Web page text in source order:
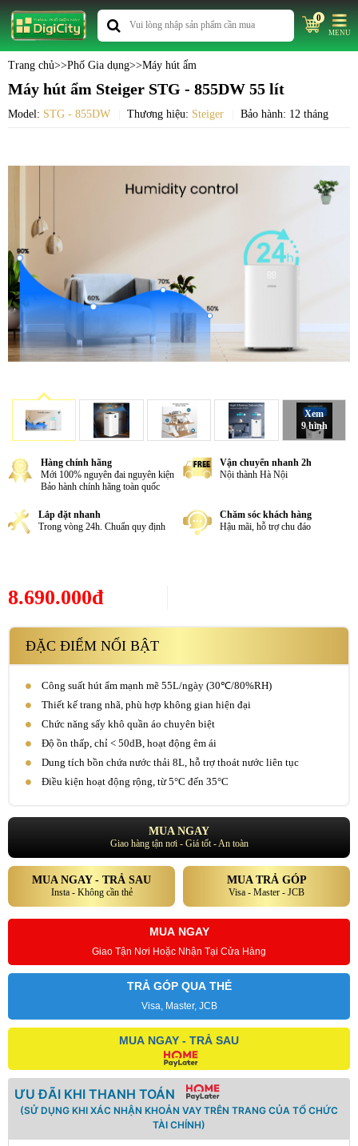
0
MENU
Trang chủ>>Phố Gia dụng>>Máy hút ẩm
Máy hút ẩm Steiger STG - 855DW 55 lít
Model: STG - 855DW Thương hiệu: Steiger Bảo hành: 12 tháng
Xem
9 hình
Hàng chính hãng
Mới 100% nguyên đai nguyên kiện
Bảo hành chính hãng toàn quốc
Vận chuyển nhanh 2h
Nội thành Hà Nội
Lắp đặt nhanh
Trong vòng 24h. Chuẩn quy định
Chăm sóc khách hàng
Hậu mãi, hỗ trợ chu đáo
8.690.000đ
ĐẶC ĐIỂM NỔI BẬT
Công suất hút ẩm mạnh mẽ 55L/ngày (30℃/80%RH)
Thiết kế trang nhã, phù hợp không gian hiện đại
Chức năng sấy khô quần áo chuyên biệt
Độ ồn thấp, chỉ < 50dB, hoạt động êm ái
Dung tích bồn chứa nước thải 8L, hỗ trợ thoát nước liên tục
Điều kiện hoạt động rộng, từ 5°C đến 35°C
MUA NGAY
Giao hàng tận nơi - Giá tốt - An toàn
MUA NGAY - TRẢ SAU
Insta - Không cần thẻ
MUA TRẢ GÓP
Visa - Master - JCB
MUA NGAY
Giao Tận Nơi Hoặc Nhận Tại Cửa Hàng
TRẢ GÓP QUA THẺ
Visa, Master, JCB
MUA NGAY - TRẢ SAU
ƯU ĐÃI KHI THANH TOÁN
(SỬ DỤNG KHI XÁC NHẬN KHOẢN VAY TRÊN TRANG CỦA TỔ CHỨC
TÀI CHÍNH)